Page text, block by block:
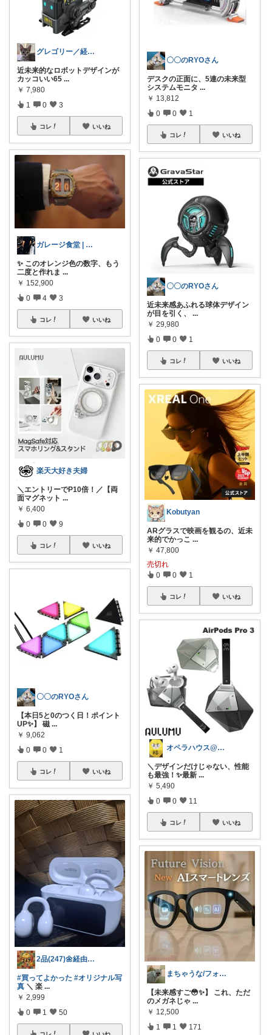
グレゴリー／経由購入感謝です💕
近未来的なロボットデザインが
カッコいい65 ...
￥ 7,980
1 0 3
コレ いいね
ガレージ食堂 | 開業準備中
✨ このオレンジ色の数字、もう
二度と作れま ...
￥ 152,900
0 4 3
コレ いいね
楽天大好き夫婦
＼エントリーでP10倍！／【両
面マグネット ...
￥ 6,400
0 0 9
コレ いいね
〇〇のRYOさん
【本日5と0のつく日！ポイント
UP✨】 磁 ...
￥ 9,062
0 0 1
コレ いいね
2品(247)🌼経由購入感謝です🌼
#買ってよかった #オリジナル写
真 ＼ 楽 ...
￥ 2,999
0 1 50
〇〇のRYOさん
デスクの正面に、5連の未来型
システムモニタ ...
￥ 13,812
0 0 1
コレ いいね
〇〇のRYOさん
​近未来感あふれる球体デザイン
が目を引く、
...
￥ 29,980
0 0 1
コレ いいね
Kobutyan
ARグラスで映画を観るの、近未
来的でかっこ ...
￥ 47,800
売切れ
0 0 1
コレ いいね
オペラハウス@人生100年時代
＼デザインだけじゃない、性能
も最強！✨最新 ...
￥ 5,490
0 0 11
コレ いいね
まちゃうな/フォロワー様から購入
【未来感すご😳✨】 これ、ただ
のメガネじゃ ...
￥ 12,500
1 1 171